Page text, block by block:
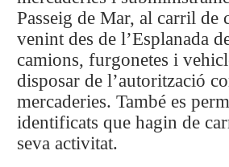
Passeig de Mar, al carril de
venint des de l’Esplanada
camions, furgonetes i
disposar de l’autorització
mercaderies. També es
identificats que hagin de
seva activitat.